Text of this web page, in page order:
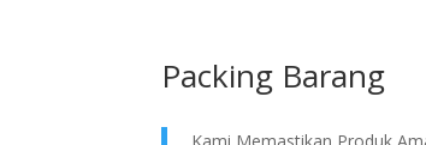
Packing Barang